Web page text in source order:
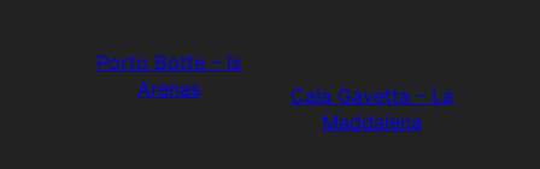
Porto Botte – Is
Arenas
Cala Gavetta – La
Maddalena